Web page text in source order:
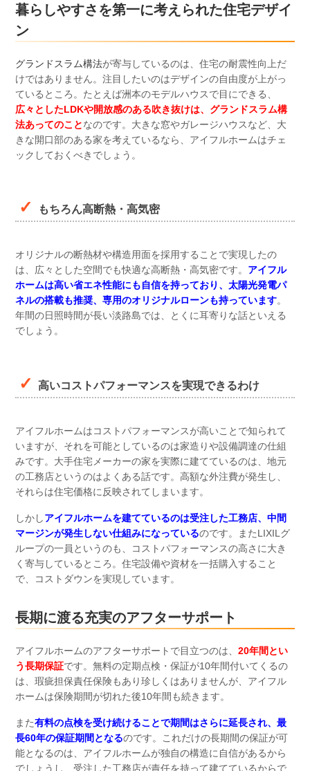
暮らしやすさを第一に考えられた住宅デザイ
ン
グランドスラム構法が寄与しているのは、住宅の耐震性向上だ
けではありません。注目したいのはデザインの自由度が上がっ
ているところ。たとえば洲本のモデルハウスで目にできる、
広々としたLDKや開放感のある吹き抜けは、グランドスラム構
法あってのことなのです。大きな窓やガレージハウスなど、大
きな開口部のある家を考えているなら、アイフルホームはチェ
ックしておくべきでしょう。
もちろん高断熱・高気密
オリジナルの断熱材や構造用面を採用することで実現したの
は、広々とした空間でも快適な高断熱・高気密です。 アイフル
ホームは高い省エネ性能にも自信を持っており、太陽光発電パ
ネルの搭載も推奨、専用のオリジナルローンも持っています。
年間の日照時間が長い淡路島では、とくに耳寄りな話といえる
でしょう。
高いコストパフォーマンスを実現できるわけ
アイフルホームはコストパフォーマンスが高いことで知られて
いますが、それを可能としているのは家造りや設備調達の仕組
みです。大手住宅メーカーの家を実際に建てているのは、地元
の工務店というのはよくある話です。高額な外注費が発生し、
それらは住宅価格に反映されてしまいます。
しかしアイフルホームを建てているのは受注した工務店、中間
マージンが発生しない仕組みになっているのです。またLIXILグ
ループの一員というのも、コストパフォーマンスの高さに大き
く寄与しているところ。住宅設備や資材を一括購入すること
で、コストダウンを実現しています。
長期に渡る充実のアフターサポート
アイフルホームのアフターサポートで目立つのは、 20年間とい
う長期保証です。無料の定期点検・保証が10年間付いてくるの
は、瑕疵担保責任保険もあり珍しくはありませんが、アイフル
ホームは保険期間が切れた後10年間も続きます。
また有料の点検を受け続けることで期間はさらに延長され、最
長60年の保証期間となるのです。これだけの長期間の保証が可
能となるのは、アイフルホームが独自の構造に自信があるから
でしょうし、受注した工務店が責任を持って建てているからで